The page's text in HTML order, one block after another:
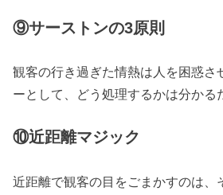
⑨サーストンの3原則
観客の行き過ぎた情熱は人を困惑さ
ーとして、どう処理するかは分かる
⑩近距離マジック
近距離で観客の目をごまかすのは、